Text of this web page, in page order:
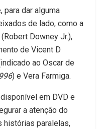
para dar alguma
de lado, como a
Downey Jr.),
de Vicent D
ao Oscar de
) e Vera Farmiga.
disponível em DVD e
a atenção do
histórias paralelas,